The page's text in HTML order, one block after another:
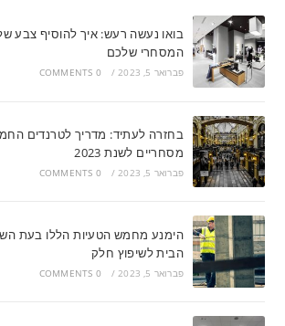
בואו נעשה רעש: איך להוסיף צבע
המסחרי שלכם
פברואר 5, 2023 /
0 COMMENTS
בחזרה לעתיד: מדריך לטרנדים
מסחריים לשנת 2023
פברואר 5, 2023 /
0 COMMENTS
הימנע מחמש הטעיות הללו בעת
הבית לשיפוץ חלק
פברואר 5, 2023 /
0 COMMENTS